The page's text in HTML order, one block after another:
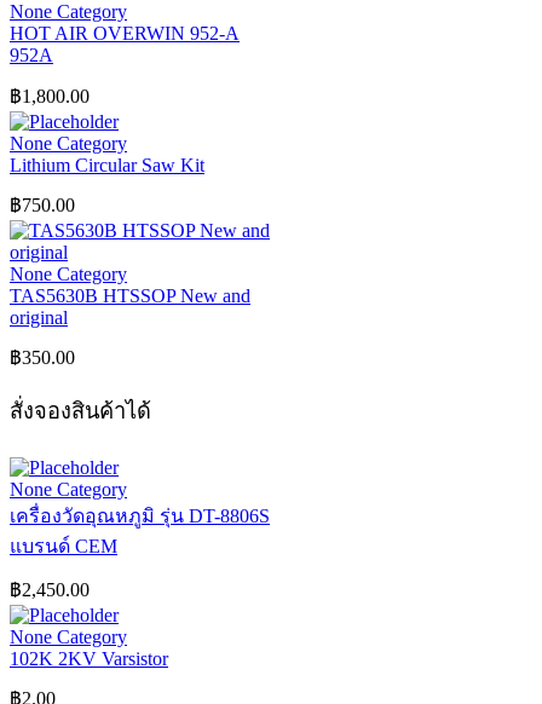
None Category
HOT AIR OVERWIN 952-A
952A
฿1,800.00
None Category
Lithium Circular Saw Kit
฿750.00
None Category
TAS5630B HTSSOP New and
original
฿350.00
สั่งจองสินค้าได้
None Category
เครื่องวัดอุณหภูมิ รุ่น DT-8806S
แบรนด์ CEM
฿2,450.00
None Category
102K 2KV Varsistor
฿2.00